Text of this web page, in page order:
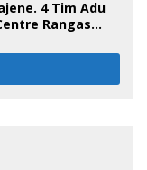
4 Tim Adu
Rangas